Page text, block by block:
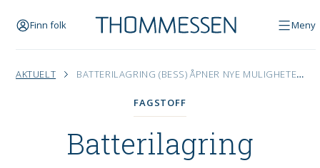
Finn folk Meny
AKTUELT BATTERILAGRING (BESS) ÅPNER NYE MULIGHETER I KRAFTMARKEDET
FAGSTOFF
Batterilagring